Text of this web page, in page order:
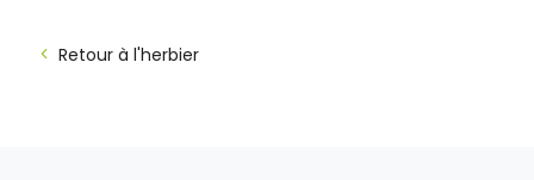
Retour à l'herbier